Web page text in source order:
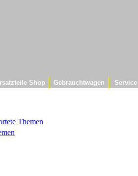
Shop Gebrauchtwagen Service
Themen